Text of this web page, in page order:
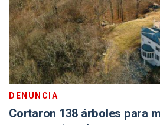
DENUNCIA
Cortaron 138 árboles para